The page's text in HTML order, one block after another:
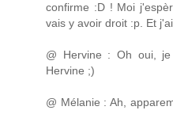
confirme :D ! Moi
vais y avoir droit :p. Et
@ Hervine : Oh oui,
Hervine ;)
@ Mélanie : Ah,